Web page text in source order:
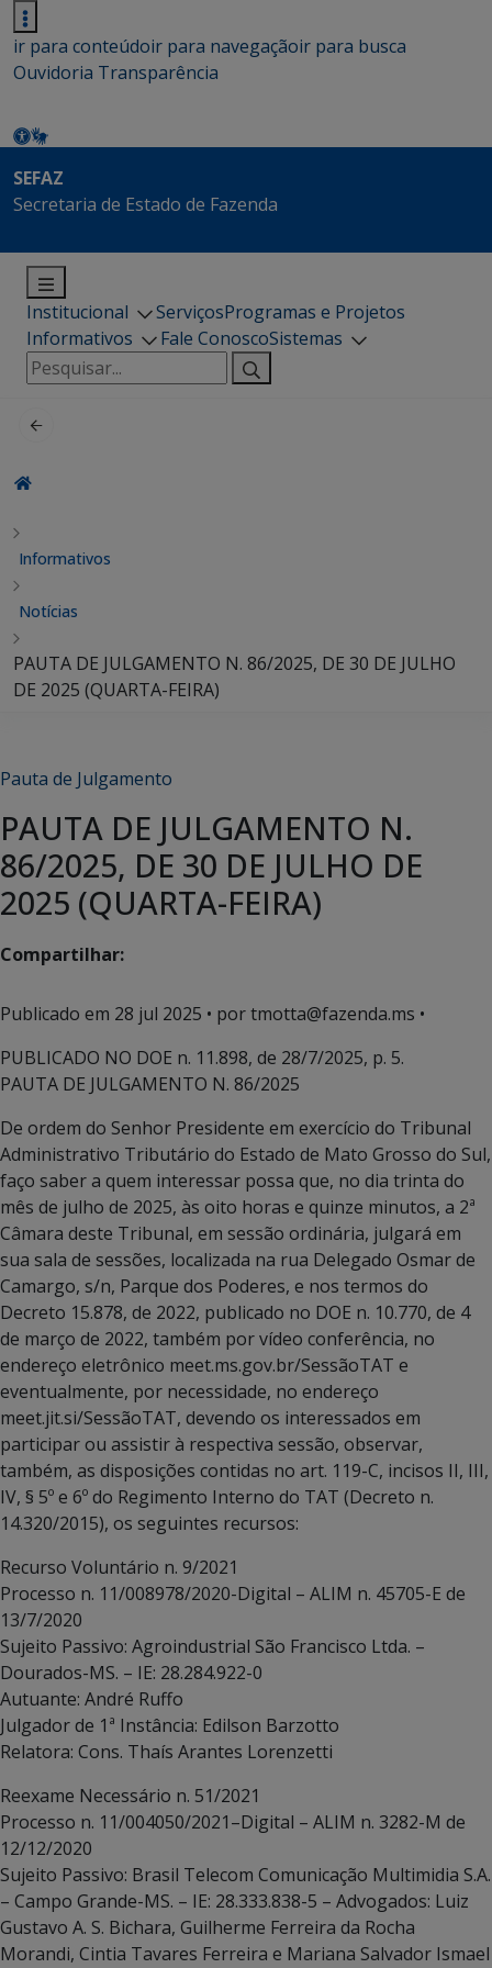
ir para conteúdoir para navegaçãoir para busca
Ouvidoria Transparência
SEFAZ
Secretaria de Estado de Fazenda
Institucional ServiçosProgramas e Projetos
Informativos
Fale ConoscoSistemas
Pesquisar
por:
Informativos
Notícias
PAUTA DE JULGAMENTO N. 86/2025, DE 30 DE JULHO
DE 2025 (QUARTA-FEIRA)
Pauta de Julgamento
PAUTA DE JULGAMENTO N.
86/2025, DE 30 DE JULHO DE
2025 (QUARTA-FEIRA)
Compartilhar:
Publicado em 28 jul 2025 • por tmotta@fazenda.ms •
PUBLICADO NO DOE n. 11.898, de 28/7/2025, p. 5.
PAUTA DE JULGAMENTO N. 86/2025
De ordem do Senhor Presidente em exercício do Tribunal
Administrativo Tributário do Estado de Mato Grosso do Sul,
faço saber a quem interessar possa que, no dia trinta do
mês de julho de 2025, às oito horas e quinze minutos, a 2ª
Câmara deste Tribunal, em sessão ordinária, julgará em
sua sala de sessões, localizada na rua Delegado Osmar de
Camargo, s/n, Parque dos Poderes, e nos termos do
Decreto 15.878, de 2022, publicado no DOE n. 10.770, de 4
de março de 2022, também por vídeo conferência, no
endereço eletrônico meet.ms.gov.br/SessãoTAT e
eventualmente, por necessidade, no endereço
meet.jit.si/SessãoTAT, devendo os interessados em
participar ou assistir à respectiva sessão, observar,
também, as disposições contidas no art. 119-C, incisos II, III,
IV, § 5º e 6º do Regimento Interno do TAT (Decreto n.
14.320/2015), os seguintes recursos:
Recurso Voluntário n. 9/2021
Processo n. 11/008978/2020-Digital – ALIM n. 45705-E de
13/7/2020
Sujeito Passivo: Agroindustrial São Francisco Ltda. –
Dourados-MS. – IE: 28.284.922-0
Autuante: André Ruffo
Julgador de 1ª Instância: Edilson Barzotto
Relatora: Cons. Thaís Arantes Lorenzetti
Reexame Necessário n. 51/2021
Processo n. 11/004050/2021–Digital – ALIM n. 3282-M de
12/12/2020
Sujeito Passivo: Brasil Telecom Comunicação Multimidia S.A.
– Campo Grande-MS. – IE: 28.333.838-5 – Advogados: Luiz
Gustavo A. S. Bichara, Guilherme Ferreira da Rocha
Morandi, Cintia Tavares Ferreira e Mariana Salvador Ismael